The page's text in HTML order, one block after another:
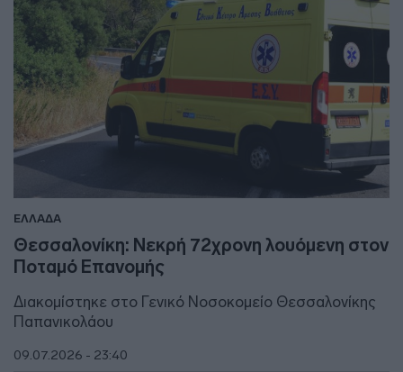
ΕΛΛΑΔΑ
Θεσσαλονίκη: Νεκρή 72χρονη λουόμενη στον
Ποταμό Επανομής
Διακομίστηκε στο Γενικό Νοσοκομείο Θεσσαλονίκης
Παπανικολάου
09.07.2026 - 23:40